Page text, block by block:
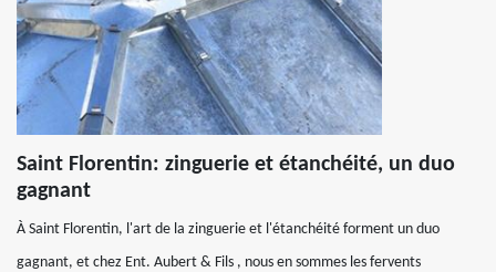
Saint Florentin: zinguerie et étanchéité, un duo
gagnant
À Saint Florentin, l'art de la zinguerie et l'étanchéité forment un duo
gagnant, et chez Ent. Aubert & Fils , nous en sommes les fervents